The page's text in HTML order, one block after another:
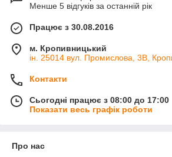
Менше 5 відгуків за останній рік
Працює з 30.08.2016
м. Кропивницький
ін. 25014 вул. Промислова, 3В,
Контакти
Сьогодні працює з 08:00 до 17:00
Показати весь графік роботи
Про нас